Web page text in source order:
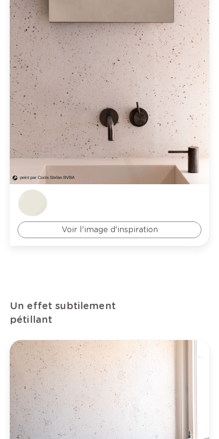
Voir l'image d'inspiration
Un effet subtilement
pétillant